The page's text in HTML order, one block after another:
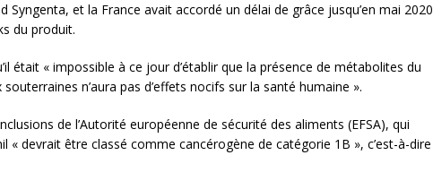
Syngenta, et la France avait accordé un délai de grâce jusqu’en mai 2020
du produit.
était « impossible à ce jour d’établir que la présence de métabolites du
n’aura pas d’effets nocifs sur la santé humaine ».
de l’Autorité européenne de sécurité des aliments (EFSA), qui
« devrait être classé comme cancérogène de catégorie 1B », c’est-à-dire